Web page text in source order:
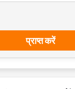
प्राप्त करें